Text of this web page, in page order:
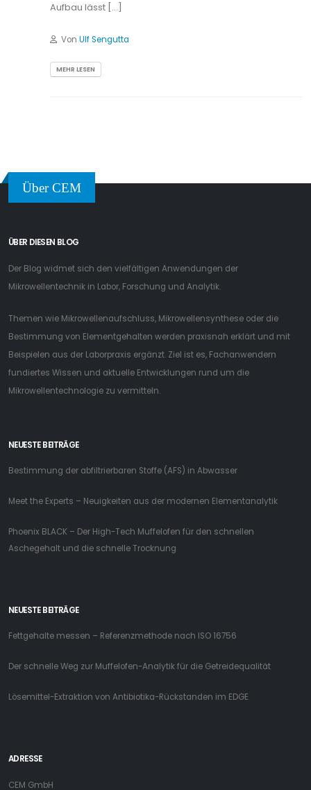
Aufbau lässt […]
Von Ulf Sengutta
MEHR LESEN
Über CEM
ÜBER DIESEN BLOG
Der Blog widmet sich den vielfältigen Anwendungen der
Mikrowellentechnik in Labor, Forschung und Analytik.
Themen wie Mikrowellenaufschluss, Mikrowellensynthese oder die
Bestimmung von Elementgehalten werden praxisnah erklärt und mit
Beispielen aus der Laborpraxis ergänzt. Ziel ist es, Fachanwendern
fundiertes Wissen und aktuelle Entwicklungen rund um die
Mikrowellentechnologie zu vermitteln.
NEUESTE BEITRÄGE
Bestimmung der abfiltrierbaren Stoffe (AFS) in Abwasser
Meet the Experts – Neuigkeiten aus der modernen Elementanalytik
Phoenix BLACK – Der High-Tech Muffelofen für den schnellen
Aschegehalt und die schnelle Trocknung
NEUESTE BEITRÄGE
Fettgehalte messen – Referenzmethode nach ISO 16756
Der schnelle Weg zur Muffelofen-Analytik für die Getreidequalität
Lösemittel-Extraktion von Antibiotika-Rückstanden im EDGE
ADRESSE
CEM GmbH